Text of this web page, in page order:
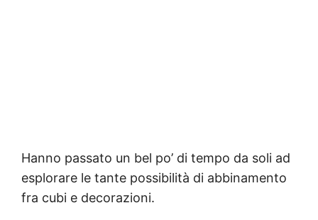
Hanno passato un bel po’ di tempo da soli ad
esplorare le tante possibilità di abbinamento
fra cubi e decorazioni.